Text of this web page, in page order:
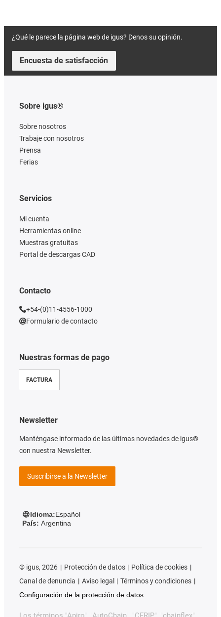
¿Qué le parece la página web de igus? Denos su opinión.
Encuesta de satisfacción
Sobre igus®
Sobre nosotros
Trabaje con nosotros
Prensa
Ferias
Nuestras formas de pago
FACTURA
Servicios
Mi cuenta
Herramientas online
Muestras gratuitas
Portal de descargas CAD
Contacto
+54-(0)11-4556-1000
Formulario de contacto
Newsletter
Manténgase informado de las últimas novedades de igus®
con nuestra Newsletter.
Suscribirse a la Newsletter
Idioma:Español
País: Argentina
© igus, 2026 Protección de datos
Política de cookies
Canal de denuncia
Aviso legal
Términos y condiciones
Configuración de la protección de datos